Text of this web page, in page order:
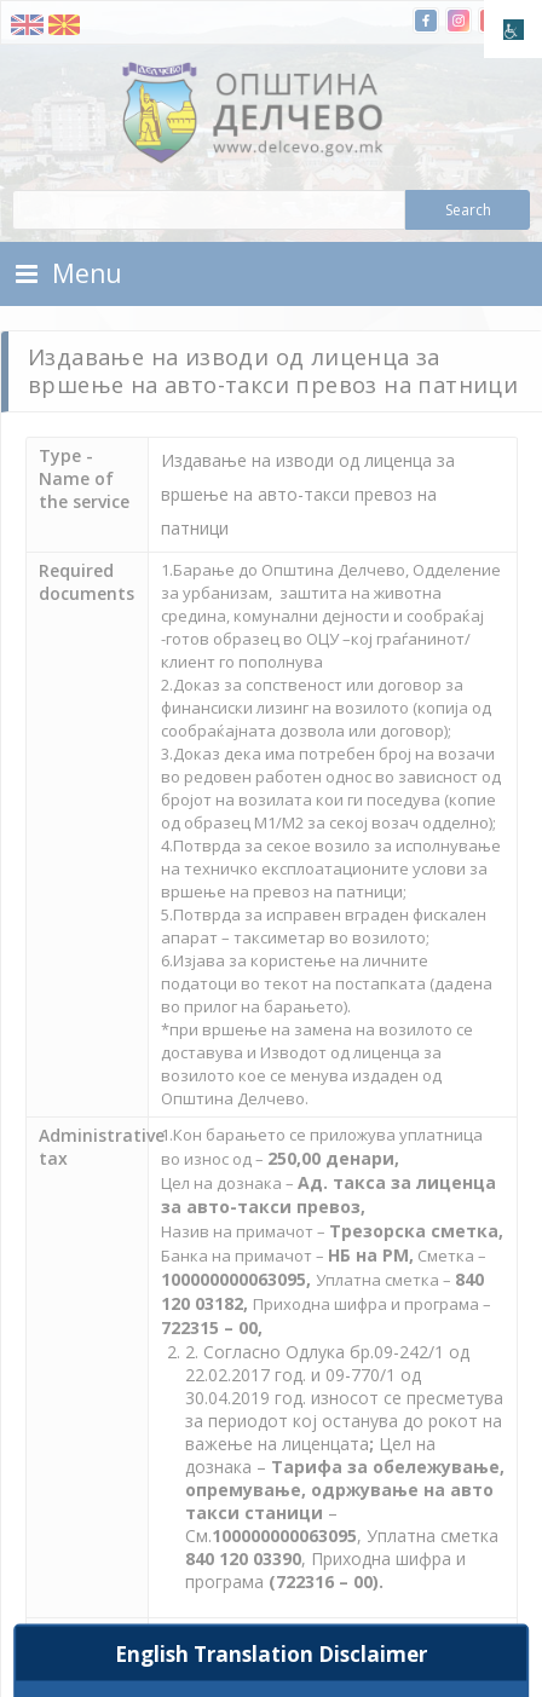
Skip To Content
Municipality of Delchevo
Menu
Издавање на изводи од лиценца за
вршење на авто-такси превоз на патници
Type -
Name of
the service
Издавање на изводи од лиценца за
вршење на авто-такси превоз на
патници
Required
documents
1.Барање до Општина Делчево, Одделение
за урбанизам, заштита на животна
средина, комунални дејности и сообраќај
-готов образец во ОЦУ –кој граѓанинот/
клиент го пополнува
2.Доказ за сопственост или договор за
финансиски лизинг на возилото (копија од
сообраќајната дозвола или договор);
3.Доказ дека има потребен број на возачи
во редовен работен однос во зависност од
бројот на возилата кои ги поседува (копие
од образец М1/М2 за секој возач одделно);
4.Потврда за секое возило за исполнување
на техничко експлоатационите услови за
вршење на превоз на патници;
5.Потврда за исправен вграден фискален
апарат – таксиметар во возилото;
6.Изјава за користење на личните
податоци во текот на постапката (дадена
во прилог на барањето).
*при вршење на замена на возилото се
доставува и Изводот од лиценца за
возилото кое се менува издаден од
Општина Делчево.
Administrative
tax
1.Кон барањето се приложува уплатница
во износ од – 250,00 денари,
Цел на дознака – Ад. такса за лиценца
за авто-такси превоз,
Назив на примачот – Трезорска сметка,
Банка на примачот – НБ на РМ, Сметка –
100000000063095, Уплатна сметка – 840
120 03182, Приходна шифра и програма –
722315 – 00,
2. Согласно Одлука бр.09-242/1 од
22.02.2017 год. и 09-770/1 од
30.04.2019 год. износот се пресметува
за периодот кој останува до рокот на
важење на лиценцата; Цел на
дознака – Тарифа за обележување,
опремување, одржување на авто
такси станици –
См.100000000063095, Уплатна сметка
840 120 03390, Приходна шифра и
програма (722316 – 00).
request
English Translation Disclaimer